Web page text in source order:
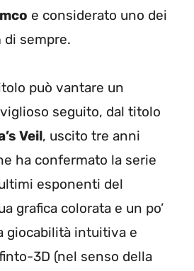
e considerato uno dei
sempre.
può vantare un
seguito, dal titolo
Veil, uscito tre anni
ha confermato la serie
esponenti del
grafica colorata e un po’
giocabilità intuitiva e
3D (nel senso della